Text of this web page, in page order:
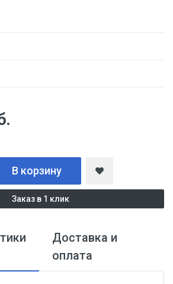
В корзину
Заказ в 1 клик
Доставка и
оплата